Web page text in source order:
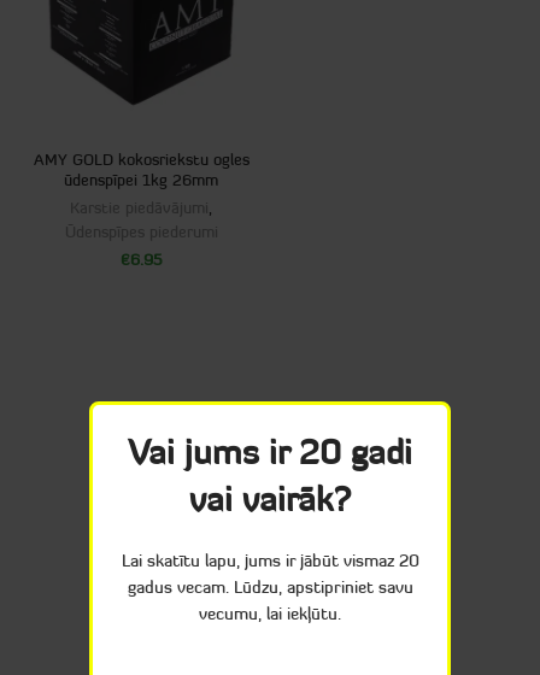
AMY GOLD kokosriekstu ogles
ūdenspīpei 1kg 26mm
,
€6.95
Vai jums ir 20 gadi
vai vairāk?
Lai skatītu lapu, jums ir jābūt vismaz 20
gadus vecam. Lūdzu, apstipriniet savu
vecumu, lai iekļūtu.